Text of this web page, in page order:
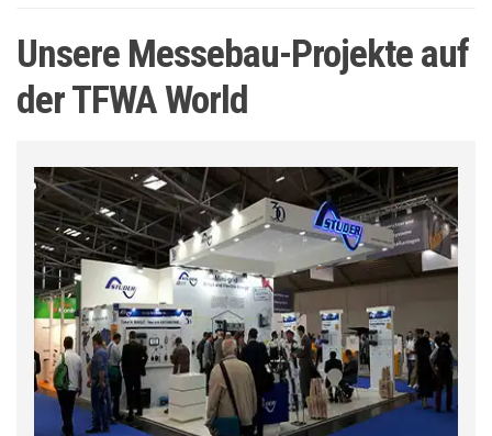
Unsere Messebau-Projekte auf
der TFWA World